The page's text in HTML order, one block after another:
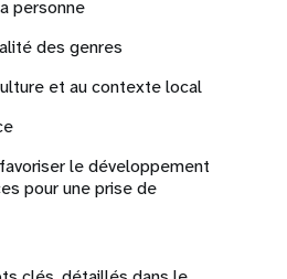
personne
des genres
et au contexte local
le développement
pour une prise de